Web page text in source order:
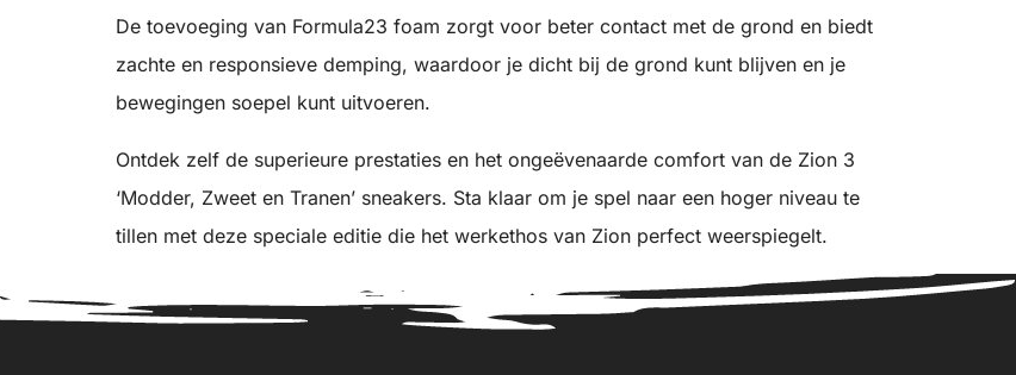
De toevoeging van Formula23 foam zorgt voor beter contact met de grond en biedt
zachte en responsieve demping, waardoor je dicht bij de grond kunt blijven en je
bewegingen soepel kunt uitvoeren.
Ontdek zelf de superieure prestaties en het ongeëvenaarde comfort van de Zion 3
‘Modder, Zweet en Tranen’ sneakers. Sta klaar om je spel naar een hoger niveau te
tillen met deze speciale editie die het werkethos van Zion perfect weerspiegelt.